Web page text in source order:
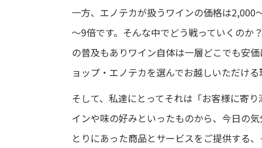
一方、エノテカが扱うワインの価格は2,000
～9倍です。そんな中でどう戦っていくのか
の普及もありワイン自体は一層どこでも安
ョップ・エノテカを選んでお越しいただけ
そして、私達にとってそれは「お客様に寄
インや味の好みといったものから、今日の
とりにあった商品とサービスをご提供する